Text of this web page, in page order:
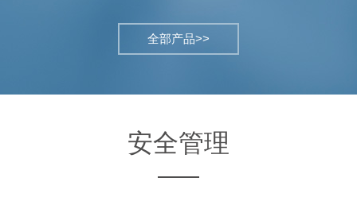
全部产品>>
安全管理